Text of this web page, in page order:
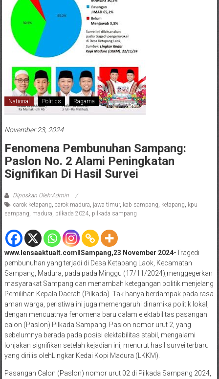
National Politics Ragama
November 23, 2024
Fenomena Pembunuhan Sampang:
Paslon No. 2 Alami Peningkatan
Signifikan Di Hasil Survei
Diposkan Oleh:Admin
carok ketapang, carok madura, jawa timur, kab sampang, ketapang, kpu
sampang, madura, pilkada 2024, pilkada sampang
www.lensaaktualt.comǁSampang,23 November 2024-Tragedi
pembunuhan yang terjadi di Desa Ketapang Laok, Kecamatan
Sampang, Madura, pada pada Minggu (17/11/2024),menggegerkan
masyarakat Sampang dan menambah ketegangan politik menjelang
Pemilihan Kepala Daerah (Pilkada). Tak hanya berdampak pada rasa
aman warga, peristiwa ini juga memengaruhi dinamika politik lokal,
dengan mencuatnya fenomena baru dalam elektabilitas pasangan
calon (Paslon) Pilkada Sampang. Paslon nomor urut 2, yang
sebelumnya berada pada posisi elektabilitas stabil, mengalami
lonjakan signifikan setelah kejadian ini, menurut hasil survei terbaru
yang dirilis olehLingkar Kedai Kopi Madura (LKKM).
Pasangan Calon (Paslon) nomor urut 02 di Pilkada Sampang 2024,